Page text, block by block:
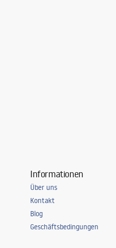
Informationen
Über uns
Kontakt
Blog
Geschäftsbedingungen